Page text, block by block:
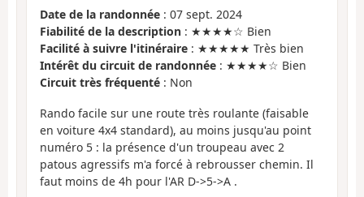
Date de la randonnée : 07 sept. 2024
Fiabilité de la description : ★★★★☆ Bien
Facilité à suivre l'itinéraire : ★★★★★ Très bien
Intérêt du circuit de randonnée : ★★★★☆ Bien
Circuit très fréquenté : Non
Rando facile sur une route très roulante (faisable
en voiture 4x4 standard), au moins jusqu'au point
numéro 5 : la présence d'un troupeau avec 2
patous agressifs m'a forcé à rebrousser chemin. Il
faut moins de 4h pour l'AR D->5->A .